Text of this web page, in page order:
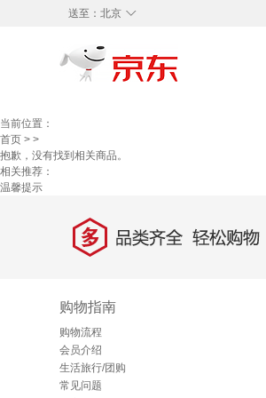
◇
送至： 北京
当前位置：
首页 > >
抱歉，没有找到相关商品。
相关推荐：
温馨提示
多 品类齐全，轻松购物
购物指南
购物流程
会员介绍
生活旅行/团购
常见问题